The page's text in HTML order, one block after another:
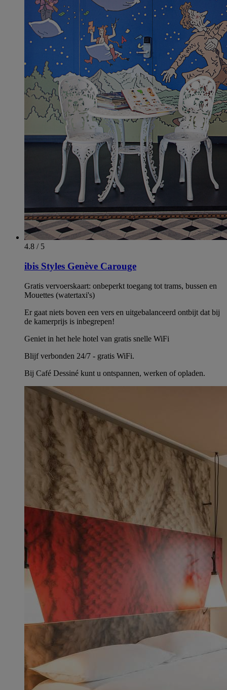
4.8 / 5
ibis Styles Genève Carouge
Gratis vervoerskaart: onbeperkt toegang tot trams, bussen en
Mouettes (watertaxi's)
Er gaat niets boven een vers en uitgebalanceerd ontbijt dat bij
de kamerprijs is inbegrepen!
Geniet in het hele hotel van gratis snelle WiFi
Blijf verbonden 24/7 - gratis WiFi.
Bij Café Dessiné kunt u ontspannen, werken of opladen.